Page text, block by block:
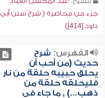
جزء من محاضرة ( شرح سنن أبي
داود [414])
الفهرس: شرح
حديث (من أحب أن
يحلق حبيبه حلقة من نار
فليحلقه حلقة من
ذهب...) , ما جاء في